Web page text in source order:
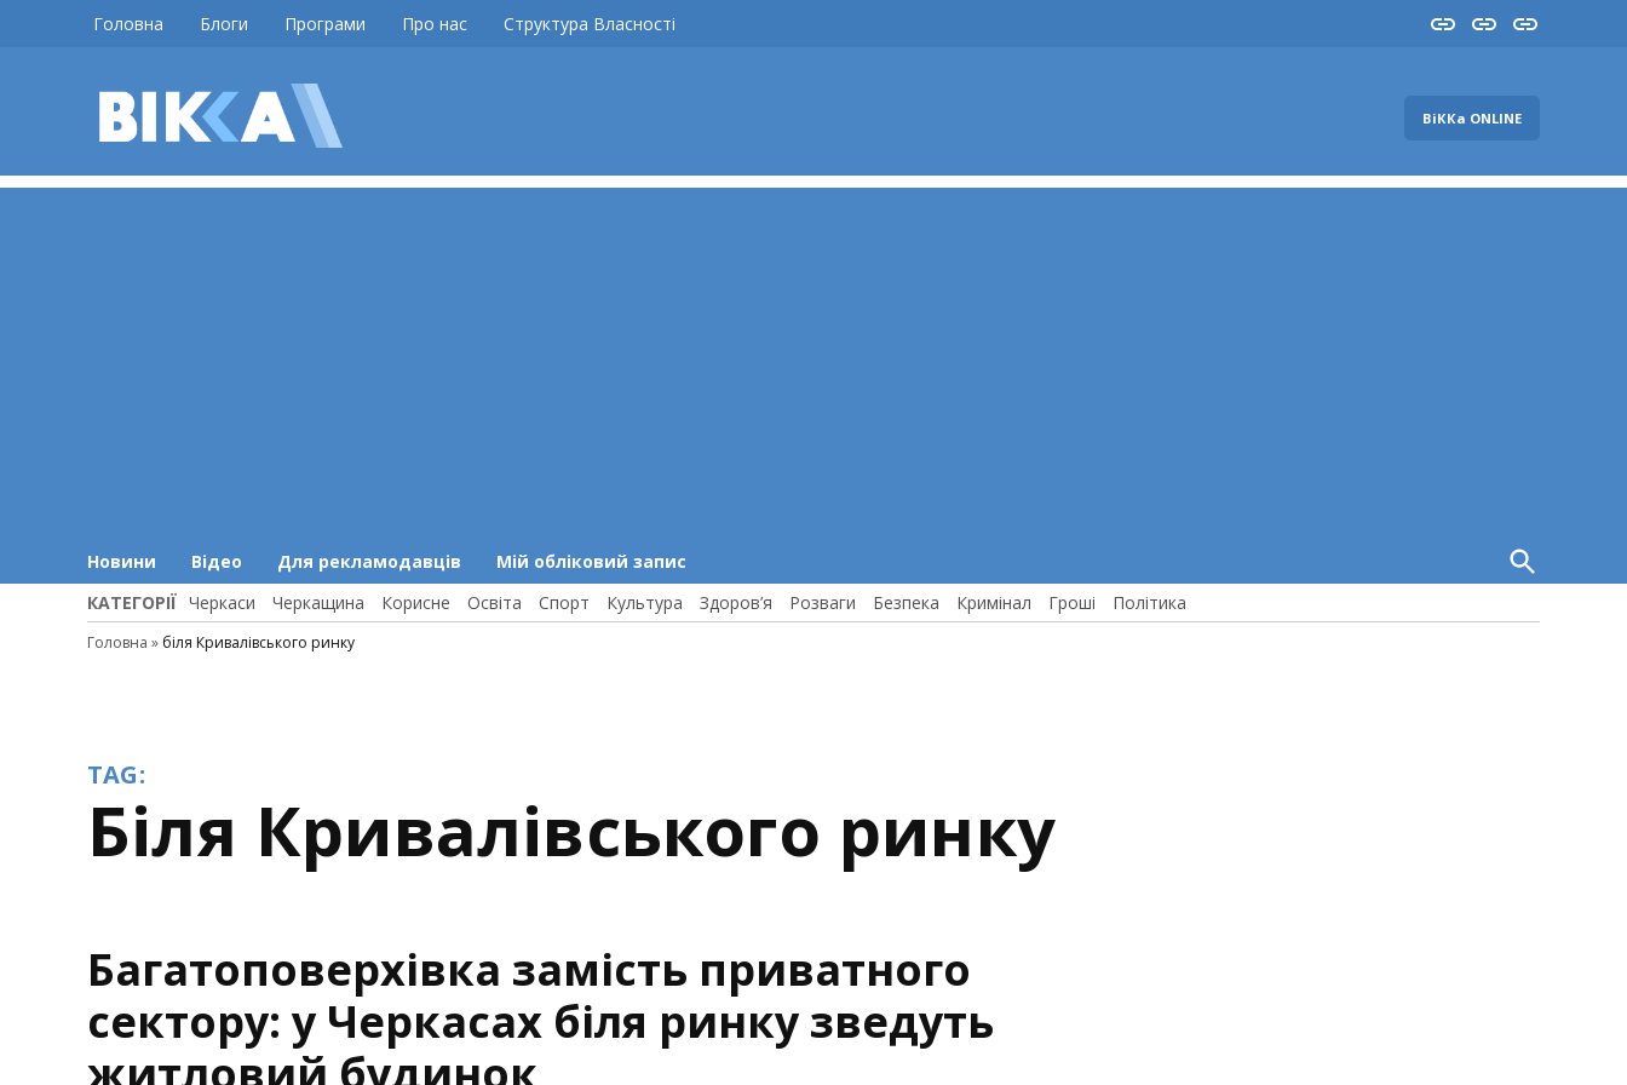
Головна Блоги Програми Про нас Структура Власності InstaYouTube
FB
ВіККа ONLINE
Новини Відео Для рекламодавців Мій обліковий запис
Open
Search
КАТЕГОРІЇ Черкаси Черкащина Корисне Освіта Спорт Культура Здоров’я Розваги Безпека Кримінал Гроші Політика
Головна » біля Кривалівського ринку
TAG:
біля Кривалівського ринку
Багатоповерхівка замість приватного
сектору: у Черкасах біля ринку зведуть